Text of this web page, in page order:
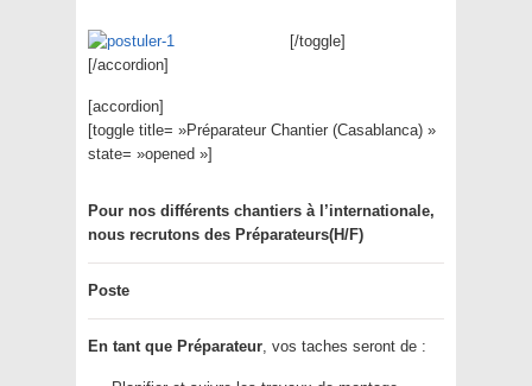
[/toggle]
[/accordion]
[accordion]
[toggle title= »Préparateur Chantier (Casablanca) »
state= »opened »]
Pour nos différents chantiers à l’internationale,
nous recrutons des Préparateurs(H/F)
Poste
En tant que Préparateur, vos taches seront de :